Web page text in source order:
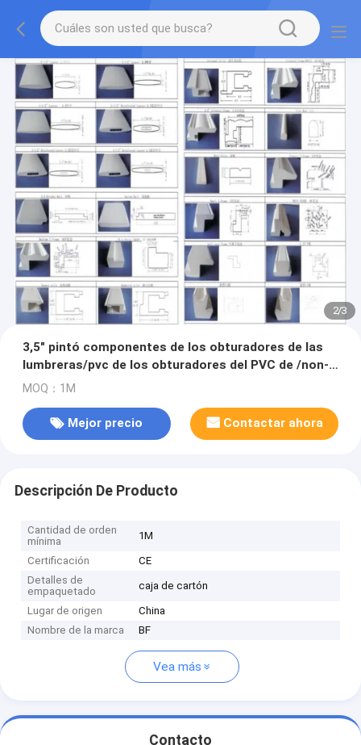
2/3
3,5" pintó componentes de los obturadores de las
lumbreras/pvc de los obturadores del PVC de /non-
painted/componentes de los obturadores de la
MOQ：1M
Mejor precio Contactar ahora
Descripción De Producto
Cantidad de orden
mínima
1M
Certificación
CE
Detalles de
empaquetado
caja de cartón
Lugar de origen
China
Nombre de la marca
BF
Vea más
Contacto